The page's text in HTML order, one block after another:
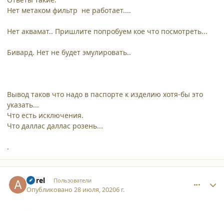
Нет метаком фильтр не работает....
Нет аквамат.. Пришлите попробуем кое что посмотреть...
Бивард. Нет не будет эмулировать..
Вывод таков что надо в паспорте к изделию хотя-бы это
указать...
Что есть исключения.
Что даллас даллас розень...
.
Aprel Пользователи
Опубликовано28 июля, 20206 г.